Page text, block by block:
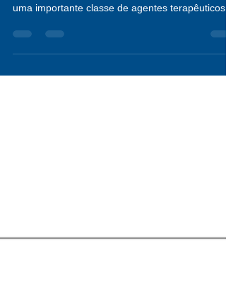
https://dx.doi.org/10.21577/0103-5053.20240071
uma importante classe de agentes